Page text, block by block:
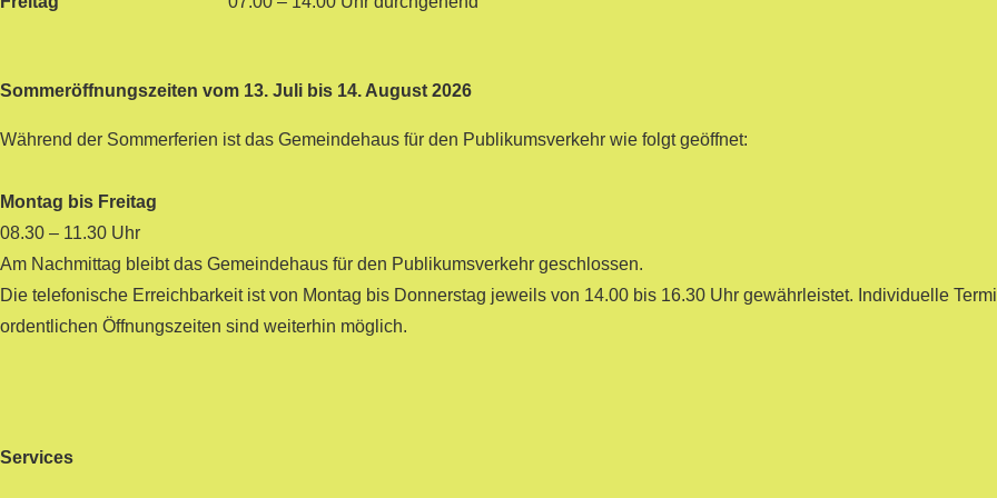
Sommeröffnungszeiten vom 13. Juli bis 14. August 2026
Während der Sommerferien ist das Gemeindehaus für den Publikumsverkehr wie folgt geöffnet:
Montag bis Freitag
08.30 – 11.30 Uhr
Am Nachmittag bleibt das Gemeindehaus für den Publikumsverkehr geschlossen.
Die telefonische Erreichbarkeit ist von Montag bis Donnerstag jeweils von 14.00 bis 16.30 Uhr gewährleistet. Individuelle
ordentlichen Öffnungszeiten sind weiterhin möglich.
Services